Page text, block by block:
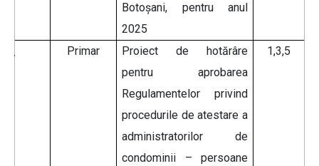
Botoșani, pentru anul
2025
Primar
Proiect de hotărâre
pentru aprobarea
Regulamentelor privind
procedurile de atestare a
administratorilor de
condominii – persoane
1,3,5